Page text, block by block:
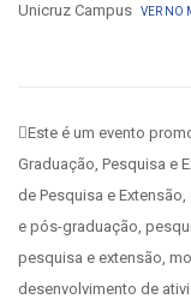
Unicruz Campus VER NO
Este é um evento promovido anualmente pela Pró-Reitoria de Pós-
Graduação, Pesquisa e
de Pesquisa e
e pós-graduação,
pesquisa e extensão,
desenvolvimento de